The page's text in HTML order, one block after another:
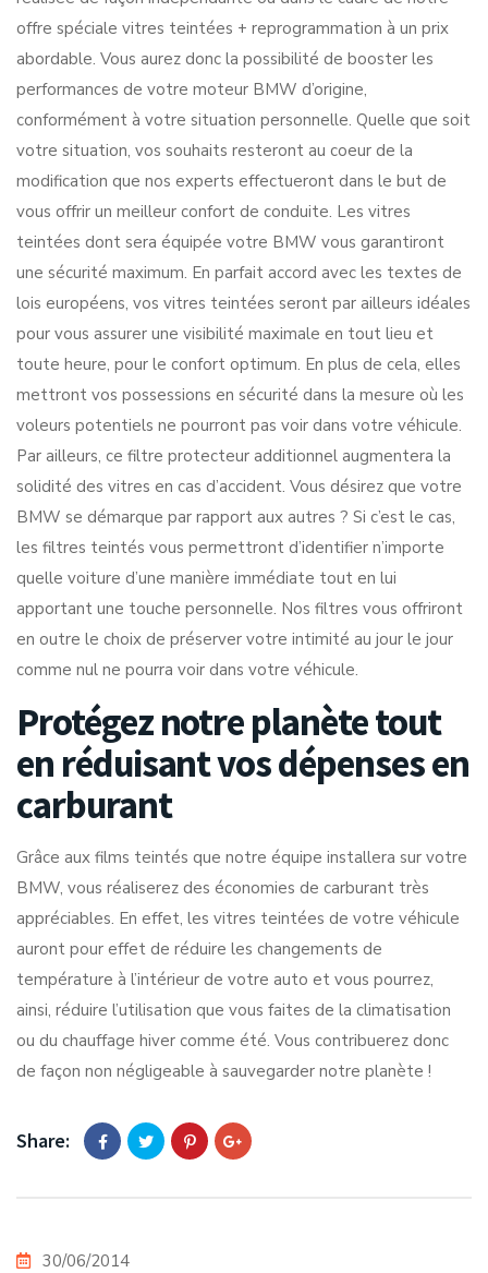
offre spéciale vitres teintées + reprogrammation à un prix
abordable. Vous aurez donc la possibilité de booster les
performances de votre moteur BMW d’origine,
conformément à votre situation personnelle. Quelle que soit
votre situation, vos souhaits resteront au coeur de la
modification que nos experts effectueront dans le but de
vous offrir un meilleur confort de conduite. Les vitres
teintées dont sera équipée votre BMW vous garantiront
une sécurité maximum. En parfait accord avec les textes de
lois européens, vos vitres teintées seront par ailleurs idéales
pour vous assurer une visibilité maximale en tout lieu et
toute heure, pour le confort optimum. En plus de cela, elles
mettront vos possessions en sécurité dans la mesure où les
voleurs potentiels ne pourront pas voir dans votre véhicule.
Par ailleurs, ce filtre protecteur additionnel augmentera la
solidité des vitres en cas d’accident. Vous désirez que votre
BMW se démarque par rapport aux autres ? Si c’est le cas,
les filtres teintés vous permettront d’identifier n’importe
quelle voiture d’une manière immédiate tout en lui
apportant une touche personnelle. Nos filtres vous offriront
en outre le choix de préserver votre intimité au jour le jour
comme nul ne pourra voir dans votre véhicule.
Protégez notre planète tout
en réduisant vos dépenses en
carburant
Grâce aux films teintés que notre équipe installera sur votre
BMW, vous réaliserez des économies de carburant très
appréciables. En effet, les vitres teintées de votre véhicule
auront pour effet de réduire les changements de
température à l’intérieur de votre auto et vous pourrez,
ainsi, réduire l’utilisation que vous faites de la climatisation
ou du chauffage hiver comme été. Vous contribuerez donc
de façon non négligeable à sauvegarder notre planète !
Share:
30/06/2014